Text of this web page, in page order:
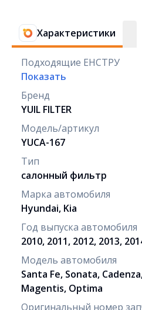
Характеристики
Подходящие ЕНСТРУ
Показать
Бренд
YUIL FILTER
Модель/артикул
YUCA-167
Тип
салонный фильтр
Марка автомобиля
Hyundai, Kia
Год выпуска автомобиля
2010, 2011, 2012, 2013,
Модель автомобиля
Santa Fe, Sonata,
Magentis, Optima
Оригинальный номер